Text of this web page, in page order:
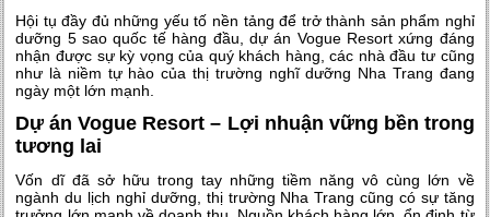
Hội tụ đầy đủ những yếu tố nền tảng để trở thành sản phẩm nghỉ
dưỡng 5 sao quốc tế hàng đầu, dự án Vogue Resort xứng đáng
nhận được sự kỳ vọng của quý khách hàng, các nhà đầu tư cũng
như là niềm tự hào của thị trường nghĩ dưỡng Nha Trang đang
ngày một lớn mạnh.
Dự án Vogue Resort – Lợi nhuận vững bền trong
tương lai
Vốn dĩ đã sở hữu trong tay những tiềm năng vô cùng lớn về
ngành du lịch nghỉ dưỡng, thị trường Nha Trang cũng có sự tăng